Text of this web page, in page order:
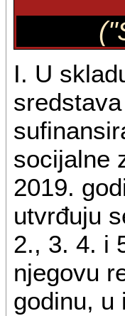
I. U
socijalne
2019.
utvrđuju
2., 3. 4. i
njegovu
godinu, u